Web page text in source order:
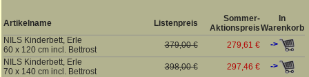
Artikelname Listenpreis
Sommer-
Aktionspreis
In
Warenkorb
NILS Kinderbett, Erle
60 x 120 cm incl. Bettrost
379,00 € 279,61 €
->
NILS Kinderbett, Erle
70 x 140 cm incl. Bettrost
398,00 € 297,46 €
->